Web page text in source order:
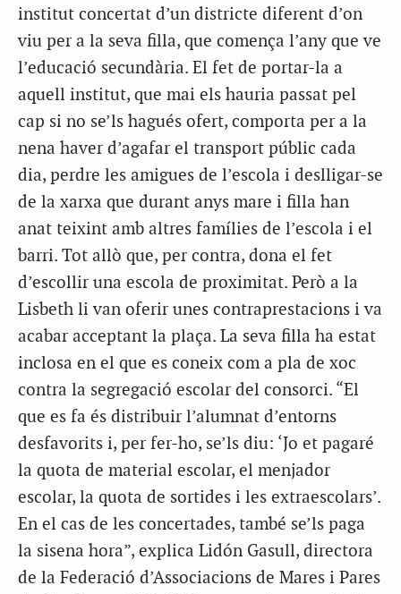
institut concertat d’un districte diferent d’on
viu per a la seva filla, que comença l’any que ve
l’educació secundària. El fet de portar-la a
aquell institut, que mai els hauria passat pel
cap si no se’ls hagués ofert, comporta per a la
nena haver d’agafar el transport públic cada
dia, perdre les amigues de l’escola i deslligar-se
de la xarxa que durant anys mare i filla han
anat teixint amb altres famílies de l’escola i el
barri. Tot allò que, per contra, dona el fet
d’escollir una escola de proximitat. Però a la
Lisbeth li van oferir unes contraprestacions i va
acabar acceptant la plaça. La seva filla ha estat
inclosa en el que es coneix com a pla de xoc
contra la segregació escolar del consorci. “El
que es fa és distribuir l’alumnat d’entorns
desfavorits i, per fer-ho, se’ls diu: ‘Jo et pagaré
la quota de material escolar, el menjador
escolar, la quota de sortides i les extraescolars’.
En el cas de les concertades, també se’ls paga
la sisena hora”, explica Lidón Gasull, directora
de la Federació d’Associacions de Mares i Pares